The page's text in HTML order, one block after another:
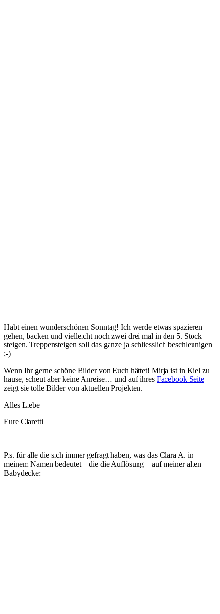
Habt einen wunderschönen Sonntag! Ich werde etwas spazieren
gehen, backen und vielleicht noch zwei drei mal in den 5. Stock
steigen. Treppensteigen soll das ganze ja schliesslich beschleunigen
;-)
Wenn Ihr gerne schöne Bilder von Euch hättet! Mirja ist in Kiel zu
hause, scheut aber keine Anreise… und auf ihres Facebook Seite
zeigt sie tolle Bilder von aktuellen Projekten.
Alles Liebe
Eure Claretti
P.s. für alle die sich immer gefragt haben, was das Clara A. in
meinem Namen bedeutet – die die Auflösung – auf meiner alten
Babydecke: